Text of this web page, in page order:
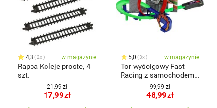
4,3 2x w magazynie
Rappa Koleje proste, 4
szt.
21,99 zł
17,99zł
5,0 3x w magazynie
Tor wyścigowy Fast
Racing z samochodem,
7 części, 46,5 x 6,2 x
99,99 zł
48,99zł